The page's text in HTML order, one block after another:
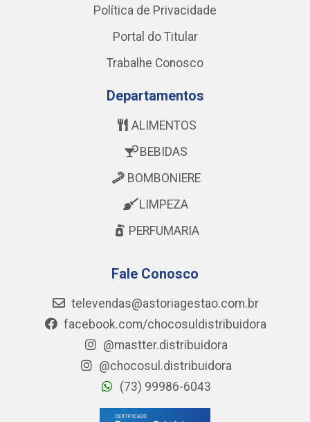
Política de Privacidade
Portal do Titular
Trabalhe Conosco
Departamentos
ALIMENTOS
BEBIDAS
BOMBONIERE
LIMPEZA
PERFUMARIA
Fale Conosco
televendas@astoriagestao.com.br
facebook.com/chocosuldistribuidora
@mastter.distribuidora
@chocosul.distribuidora
(73) 99986-6043